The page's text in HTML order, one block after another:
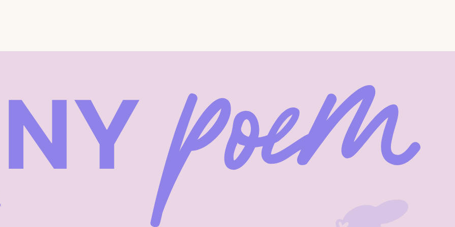
Instagram — проект Meta Platforms Inc., деятельность которой в России